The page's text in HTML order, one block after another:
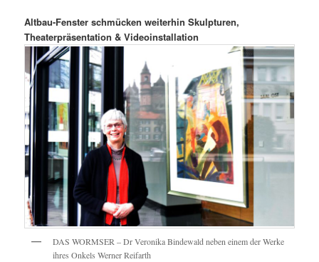
Altbau-Fenster schmücken weiterhin Skulpturen,
Theaterpräsentation & Videoinstallation
DAS WORMSER – Dr Veronika Bindewald neben einem der Werke
ihres Onkels Werner Reifarth